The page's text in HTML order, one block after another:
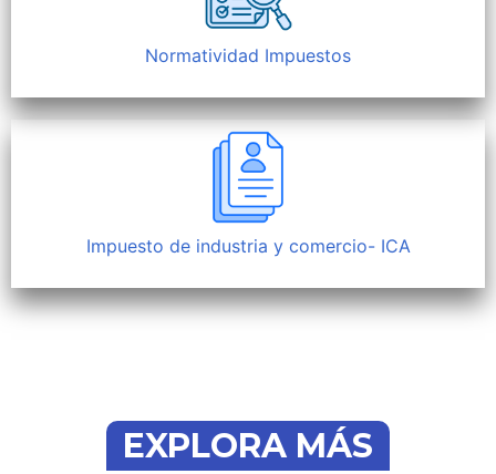
Normatividad Impuestos
Impuesto de industria y comercio- ICA
EXPLORA MÁS